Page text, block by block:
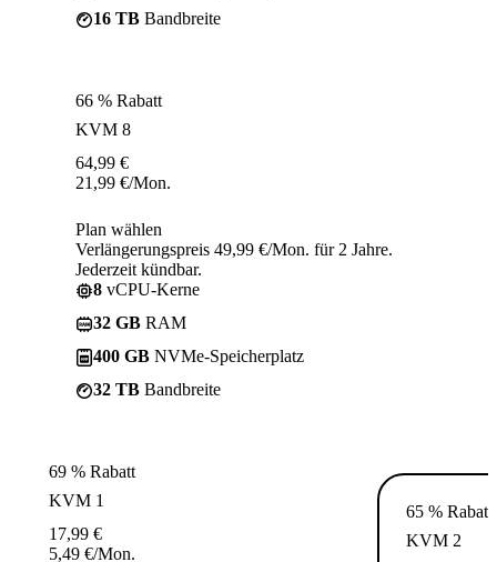
16 TB Bandbreite
66 % Rabatt
KVM 8
64,99 €
21,99 €/Mon.
Plan wählen
Verlängerungspreis 49,99 €/Mon. für 2 Jahre.
Jederzeit kündbar.
8 vCPU-Kerne
32 GB RAM
400 GB NVMe-Speicherplatz
32 TB Bandbreite
69 % Rabatt
KVM 1
17,99 €
5,49 €/Mon.
65 % Rabatt
KVM 2